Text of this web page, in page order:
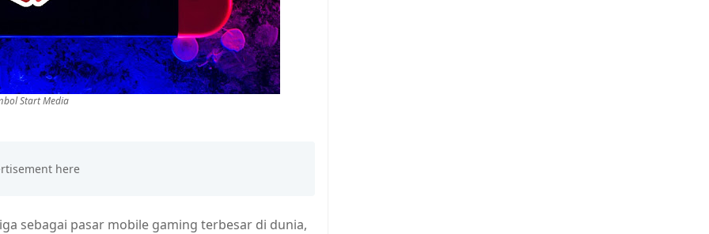
Start Media
sebagai pasar mobile gaming terbesar di dunia,